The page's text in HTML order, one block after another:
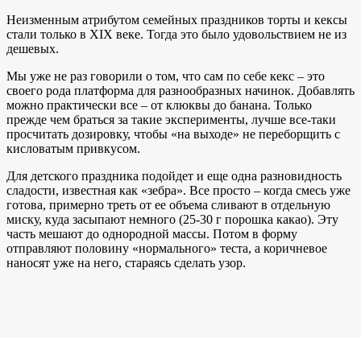
Неизменным атрибутом семейных праздников торты и кексы
стали только в ХІХ веке. Тогда это было удовольствием не из
дешевых.
Мы уже не раз говорили о том, что сам по себе кекс – это
своего рода платформа для разнообразных начинок. Добавлять
можно практически все – от клюквы до банана. Только
прежде чем браться за такие эксперименты, лучше все-таки
просчитать дозировку, чтобы «на выходе» не переборщить с
кисловатым привкусом.
Для детского праздника подойдет и еще одна разновидность
сладости, известная как «зебра». Все просто – когда смесь уже
готова, примерно треть от ее объема сливают в отдельную
миску, куда засыпают немного (25-30 г порошка какао). Эту
часть мешают до однородной массы. Потом в форму
отправляют половину «нормального» теста, а коричневое
наносят уже на него, стараясь сделать узор.